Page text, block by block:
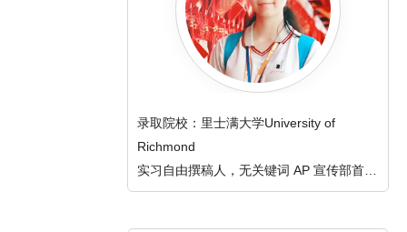
录取院校：里士满大学University of
Richmond
实习自由撰稿人，无关键词 AP 宣传部首任
部长，《 NHD 历史学探究》选修课一期